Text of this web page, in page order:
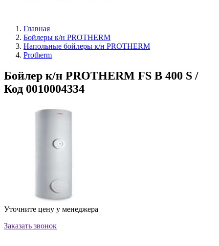
Главная
Бойлеры к/н PROTHERM
Напольные бойлеры к/н PROTHERM
Protherm
Бойлер к/н PROTHERM FS B 400 S /
Код 0010004334
Уточните цену у менеджера
Заказать звонок